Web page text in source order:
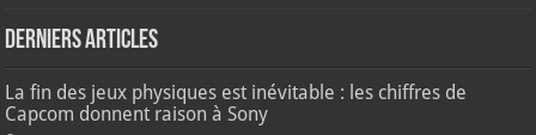
Derniers articles
La fin des jeux physiques est inévitable : les chiffres de
Capcom donnent raison à Sony